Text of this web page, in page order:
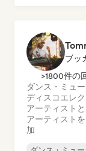
ブッ
>1800件の
ダンス・ミュ
ディスコエレ
アーティスト
アーティスト
加